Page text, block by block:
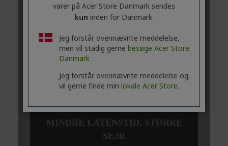
varer på Acer Store Danmark sendes
kun inden for Danmark.
Jeg forstår ovennævnte meddelelse,
men vil stadig gerne besøge Acer Store
Danmark
Jeg forstår ovennævnte meddelelse og
vil gerne finde min lokale Acer Store.